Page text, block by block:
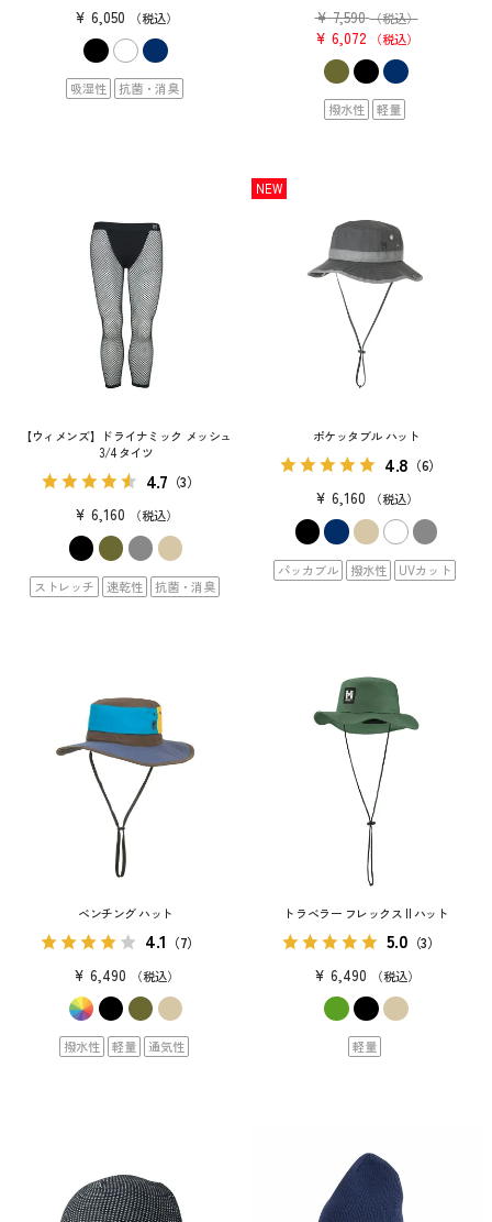
¥ 6,050 税込
吸湿性 抗菌・消臭
¥ 7,590 （税込）
¥ 6,072 税込
撥水性 軽量
【ウィメンズ】ドライナミック メッシュ
3/4 タイツ
4.7 （3）
¥ 6,160 税込
ストレッチ 速乾性 抗菌・消臭
ポケッタブル ハット
4.8 （6）
¥ 6,160 税込
NEW
パッカブル 撥水性 UVカット
ベンチング ハット
4.1 （7）
¥ 6,490 税込
撥水性 軽量 通気性
トラベラー フレックス II ハット
5.0 （3）
¥ 6,490 税込
軽量